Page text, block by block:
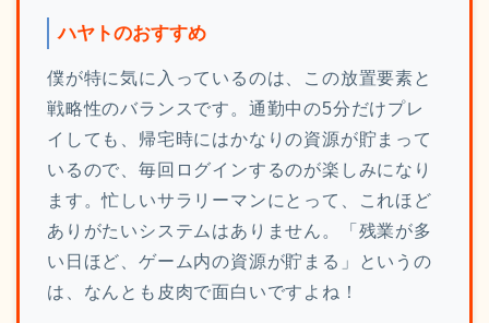
ハヤトのおすすめ
僕が特に気に入っているのは、この放置要素と
戦略性のバランスです。通勤中の5分だけプレ
イしても、帰宅時にはかなりの資源が貯まって
いるので、毎回ログインするのが楽しみになり
ます。忙しいサラリーマンにとって、これほど
ありがたいシステムはありません。「残業が多
い日ほど、ゲーム内の資源が貯まる」というの
は、なんとも皮肉で面白いですよね！